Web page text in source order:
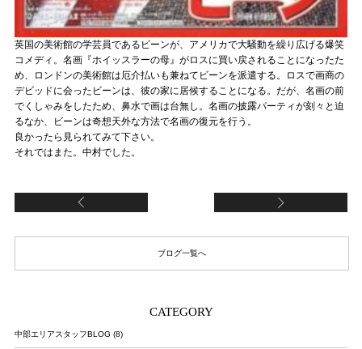
英国の美術館の学芸員であるビーンが、アメリカで大騒動を繰り広げる爆笑
コメディ。名画『ホイッスラーの母』がロスに買い戻されることになったた
め、ロンドンの美術館は厄介払いも兼ねてビーンを派遣する。ロスで画商の
デビッドに会ったビーンは、彼の家に居候することになる。だが、名画の前
でくしゃみをしたため、鼻水で画は台無し。名画の披露パーティが刻々と迫
るなか、ビーンは奇想天外な方法で名画の復元を行う。
良かったら見られてみて下さい。
それではまた。中村でした。
ブログ一覧へ
CATEGORY
中部エリアスタッフBLOG (8)